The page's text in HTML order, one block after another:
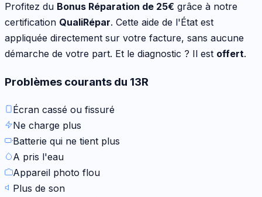
Profitez du Bonus Réparation de 25€ grâce à notre
certification QualiRépar. Cette aide de l'État est
appliquée directement sur votre facture, sans aucune
démarche de votre part. Et le diagnostic ? Il est offert.
Problèmes courants du 13R
Écran cassé ou fissuré
Ne charge plus
Batterie qui ne tient plus
A pris l'eau
Appareil photo flou
Plus de son